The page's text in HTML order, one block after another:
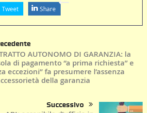
Tweet Share
AUTONOMO DI GARANZIA: la
di pagamento “a prima richiesta” e
eccezioni” fa presumere l’assenza
della garanzia
Successivo